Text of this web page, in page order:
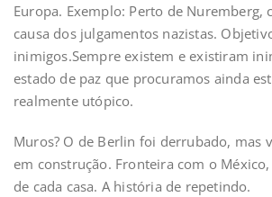
Europa. Exemplo: Perto de Nuremberg,
causa dos julgamentos nazistas.
inimigos.Sempre existem e existiram
estado de paz que procuramos ainda
realmente utópico.
Muros? O de Berlin foi derrubado, mas
em construção. Fronteira com o
de cada casa. A história de repetindo.